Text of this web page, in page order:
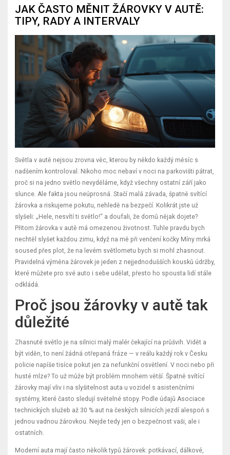
JAK ČASTO MĚNIT ŽÁROVKY V AUTĚ:
TIPY, RADY A INTERVALY
Světla v autě nejsou zrovna věc, kterou by někdo každý měsíc s
nadšením kontroloval. Nikoho moc nebaví v noci na parkovišti pátrat,
proč si na jedno světlo nevyděláme, když všechny ostatní září jako
slunce. Ale fakta jsou neúprosná. Stačí malá závada, špatně svítící
žárovka a riskujeme pokutu, nehledě na bezpečí. Kolikrát jste už
slyšeli: „Hele, nesvítí ti světlo!“ a doufali, že domů nějak dojete?
Přitom žárovka v autě má omezenou životnost. Tuhle pravdu bych
nechtěl slyšet každou zimu, když na mě při venčení kočky Míny mrká
soused přes plot, že na levém světlometu bych si mohl zhasnout.
Pravidelná výměna žárovek je jeden z nejjednodušších kousků údržby,
které můžete pro své auto i sebe udělat, přesto ho spousta lidí stále
odkládá.
Proč jsou žárovky v autě tak
důležité
Zhasnuté světlo je na silnici malý malér čekající na průšvih. Vidět a
být viděn, to není žádná otřepaná fráze — v reálu každý rok v Česku
policie napíše tisíce pokut jen za nefunkční osvětlení. V noci nebo při
husté mlze? To už může být problém mnohem větší. Špatně svítící
žárovky mají vliv i na slyšitelnost auta u vozidel s asistenčními
systémy, které často sledují světelné stopy. Podle údajů Asociace
technických služeb až 30 % aut na českých silnicích jezdí alespoň s
jednou vadnou žárovkou. Nejde tedy jen o bezpečnost vaši, ale i
ostatních.
Moderní auta mají často několik typů žárovek: potkávací, dálkové,